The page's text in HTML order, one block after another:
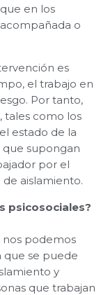
en los
o
es
el trabajo en
Por tanto,
tales como los
estado de la
que supongan
por el
aislamiento.
psicosociales?
nos podemos
que se puede
y
que trabajan